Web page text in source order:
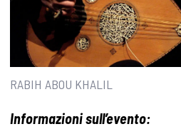
RABIH ABOU KHALIL
Informazioni sull’evento: